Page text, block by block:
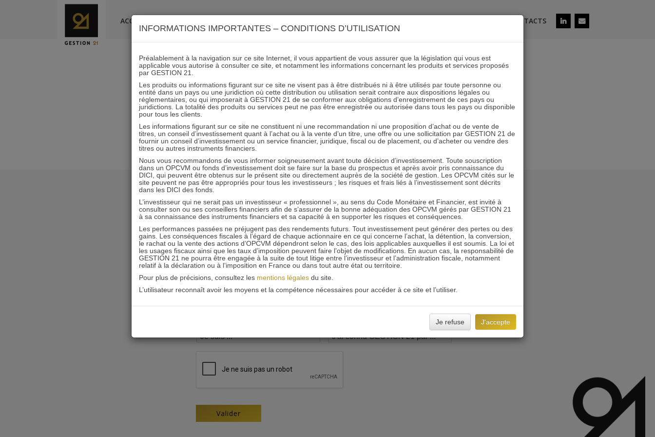
ACCUEIL CONTACTS
I21_IC_Scenario de performance_20231229
31.01.2024 - Partagez l'article sur
RESTER INFORMÉ
Recevoir nos newsletters
INFORMATIONS IMPORTANTES – CONDITIONS D’UTILISATION
Préalablement à la navigation sur ce site Internet, il vous appartient de vous assurer que la législation qui vous est
applicable vous autorise à consulter ce site, et notamment les informations concernant les produits et services proposés
par GESTION 21.
Les produits ou informations figurant sur ce site ne visent pas à être distribués ni à être utilisés par toute personne ou
entité dans un pays ou une juridiction où cette distribution ou utilisation serait contraire aux dispositions légales ou
réglementaires, ou qui imposerait à GESTION 21 de se conformer aux obligations d’enregistrement de ces pays ou
juridictions. La totalité des produits ou services peut ne pas être enregistrée ou autorisée dans tous les pays ou disponible
pour tous les clients.
Les informations figurant sur ce site ne constituent ni une recommandation ni une proposition d’achat ou de vente de
titres, un conseil d’investissement quant à l’achat ou à la vente d’un titre, une offre ou une sollicitation par GESTION 21 de
fournir un conseil d’investissement ou un service financier, juridique, fiscal ou de placement, ou d’acheter ou vendre des
titres ou autres instruments financiers.
Nous vous recommandons de vous informer soigneusement avant toute décision d’investissement. Toute souscription
dans un OPCVM ou fonds d’investissement doit se faire sur la base du prospectus et après avoir pris connaissance du
DICI, qui peuvent être obtenus sur le présent site ou directement auprès de la société de gestion. Les OPCVM cités sur le
site peuvent ne pas être appropriés pour tous les investisseurs ; les risques et frais liés à l’investissement sont décrits
dans les DICI des fonds.
L’investisseur qui ne serait pas un investisseur « professionnel », au sens du Code Monétaire et Financier, est invité à
consulter son ou ses conseillers financiers afin de s’assurer de la bonne adéquation des OPCVM gérés par GESTION 21
à sa connaissance des instruments financiers et sa capacité à en supporter les risques et conséquences.
Les performances passées ne préjugent pas des rendements futurs. Tout investissement peut générer des pertes ou des
gains. Les conséquences fiscales à l’égard de chaque actionnaire en ce qui concerne l’achat, la détention, la conversion,
le rachat ou la vente des actions d’OPCVM dépendront selon le cas, des lois applicables auxquelles il est soumis. La loi et
les usages fiscaux ainsi que les taux d’imposition peuvent faire l’objet de modifications. En aucun cas, la responsabilité de
GESTION 21 ne pourra être engagée à la suite de tout litige entre l’investisseur et l’administration fiscale, notamment
relatif à la déclaration ou à l’imposition en France ou dans tout autre état ou territoire.
Pour plus de précisions, consultez les mentions légalesdu site.
L’utilisateur reconnaît avoir les moyens et la compétence nécessaires pour accéder à ce site et l’utiliser.
Je refuse J'accepte